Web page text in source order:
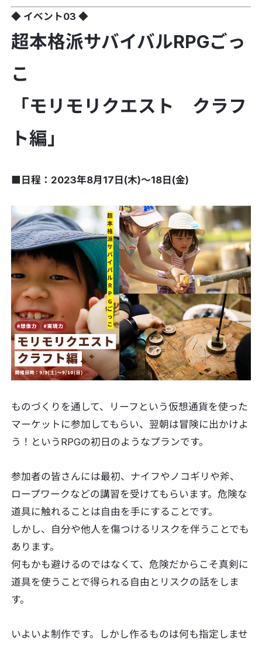
◆ イベント03 ◆
超本格派サバイバルRPGごっ
こ
「モリモリクエスト クラフ
ト編」
■日程：2023年8月17日(木)〜18日(金)
ものづくりを通して、リーフという仮想通貨を使った
マーケットに参加してもらい、翌朝は冒険に出かけよ
う！というRPGの初日のようなプランです。
参加者の皆さんには最初、ナイフやノコギリや斧、
ロープワークなどの講習を受けてもらいます。危険な
道具に触れることは自由を手にすることです。
しかし、自分や他人を傷つけるリスクを伴うことでも
あります。
何もかも避けるのではなくて、危険だからこそ真剣に
道具を使うことで得られる自由とリスクの話をしま
す。
いよいよ制作です。しかし作るものは何も指定しませ